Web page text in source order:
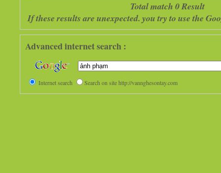
Total match 0 Result
If these results are unexpected. you try to use the
Advanced internet search :
Internet search Search on site http://vannghesontay.com